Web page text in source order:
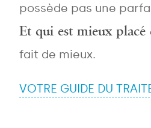
possède pas une
Et qui est mieux placé
fait de mieux.
VOTRE GUIDE DU